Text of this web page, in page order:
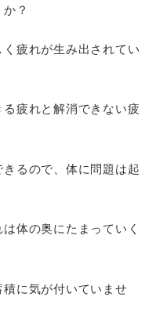
？
疲れが生み出されてい
疲れと解消できない疲
るので、体に問題は起
体の奥にたまっていく
に気が付いていませ